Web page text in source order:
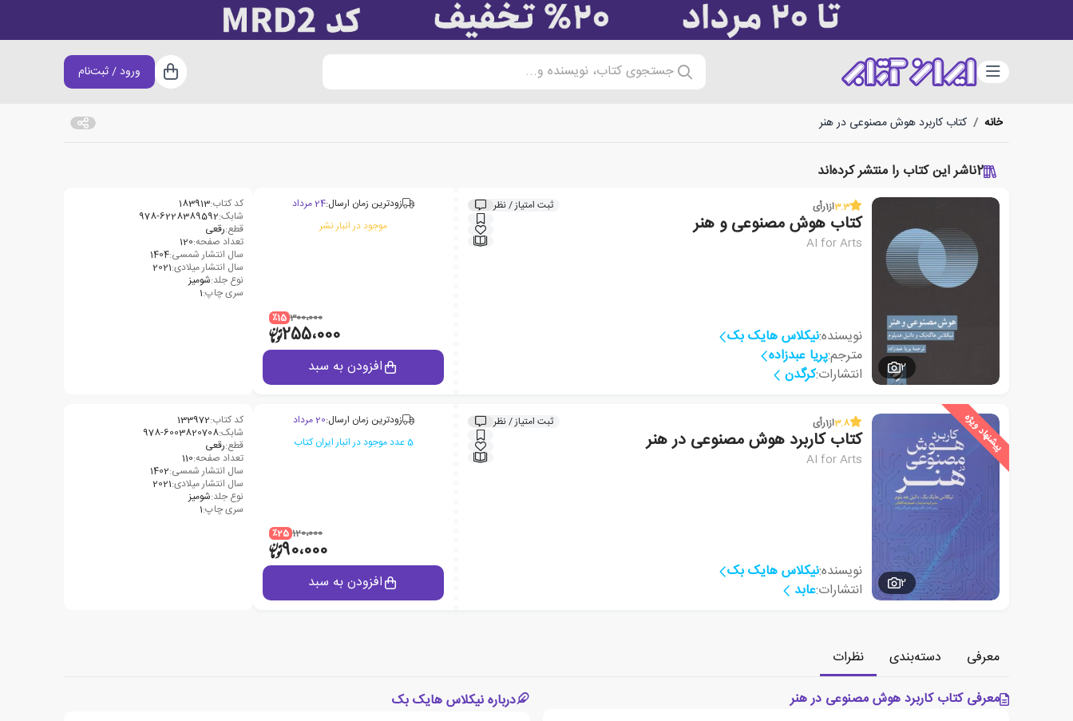
دسته‌بندی جستجوی کتاب، نویسنده و... سبد خرید
ورود / ثبت‌نام
خانه / کتاب کاربرد هوش مصنوعی در هنر
2ناشر این کتاب را منتشر کرده‌اند
2
3.3از1رأی ثبت امتیاز / نظر
کتاب هوش مصنوعی و هنر
AI for Arts
نویسنده:نیکلاس هایک بک
مترجم:پریا عبدزاده
انتشارات:کرگدن
زودترین زمان ارسال:24 مرداد
موجود در انبار نشر
300،000 ٪15
255،000
افزودن به سبد
کد کتاب:183913
شابک:978-6228389592
قطع:رقعی
تعداد صفحه:120
سال انتشار شمسی:1404
سال انتشار میلادی:2021
نوع جلد:شومیز
سری چاپ:1
پیشنهاد ویژه
2
3.8از1رأی ثبت امتیاز / نظر
کتاب کاربرد هوش مصنوعی در هنر
AI for Arts
نویسنده:نیکلاس هایک بک
انتشارات:عابد
زودترین زمان ارسال:20 مرداد
5 عدد موجود در انبار ایران کتاب
120،000 ٪25
90،000
افزودن به سبد
کد کتاب:133972
شابک:978-6003820708
قطع:رقعی
تعداد صفحه:110
سال انتشار شمسی:1402
سال انتشار میلادی:2021
نوع جلد:شومیز
سری چاپ:1
معرفی دسته‌بندی
نظرات
معرفی کتاب کاربرد هوش مصنوعی در هنر
درباره نیکلاس هایک بک